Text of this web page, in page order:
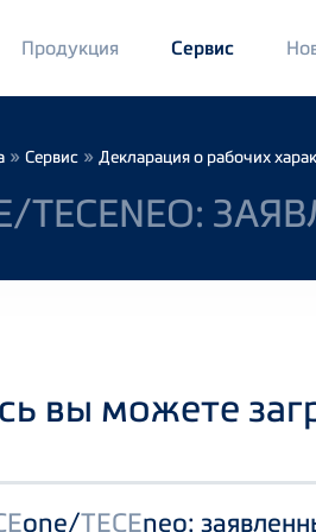
Main
Menü
Продукция Сервис
» Сервис » Декларация о рабочих
TECENEO:
вы можете
one/TECEneo: